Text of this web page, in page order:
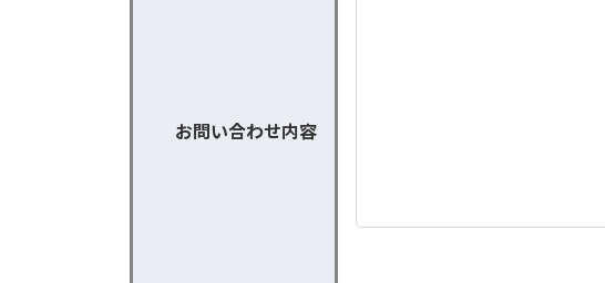
お問い合わせ内容